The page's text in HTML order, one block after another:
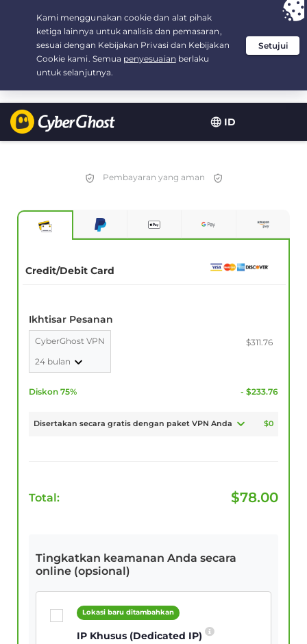
ID
Your choice:The Best Dealfor 3.3333333333333-years at $
/month
Pembayaran yang aman
Credit/Debit Card
Ikhtisar Pesanan
CyberGhost VPN
24 bulan
$311.76
Diskon 75% - $233.76
Disertakan secara gratis dengan paket VPN Anda $0
Total: $78.00
Tingkatkan keamanan Anda secara
online (opsional)
Lokasi baru ditambahkan
IP Khusus (Dedicated IP)